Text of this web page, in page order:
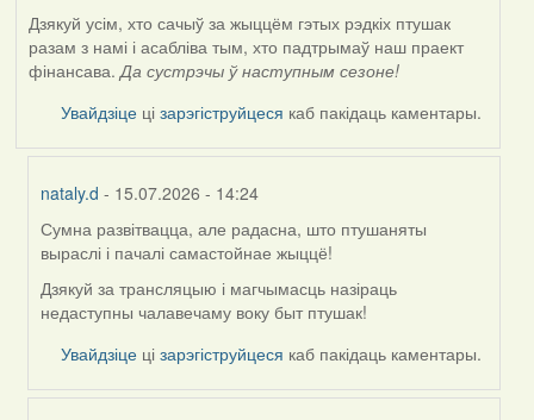
Дзякуй усім, хто сачыў за жыццём гэтых рэдкіх птушак
разам з намі і асабліва тым, хто падтрымаў наш праект
фінансава. Да сустрэчы ў наступным сезоне!
Увайдзіце цізарэгіструйцеся каб пакідаць каментары.
nataly.d - 15.07.2026 - 14:24
In
reply
to
by
Сумна развітвацца, але радасна, што птушаняты
выраслі і пачалі самастойнае жыццё!
Дзякуй за трансляцыю і магчымасць назіраць
недаступны чалавечаму воку быт птушак!
Увайдзіце цізарэгіструйцеся каб пакідаць каментары.